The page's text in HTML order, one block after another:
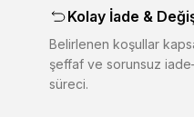
Kolay İade &
Belirlenen koşullar
şeffaf ve sorunsuz
süreci.